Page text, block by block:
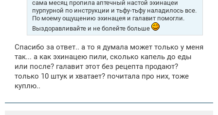
сама месяц пропила аптечный настой эхинацеи
пурпурной по инструкции и тьфу-тьфу наладилось все.
По моему ощущению эхинацея и галавит помогли.
Выздоравливайте и не болейте больше
Спасибо за ответ.. а то я думала может только у меня
так... а как эхинацею пили, сколько капель до еды
или после? галавит этот без рецепта продают?
только 10 штук и хватает? почитала про них, тоже
куплю..